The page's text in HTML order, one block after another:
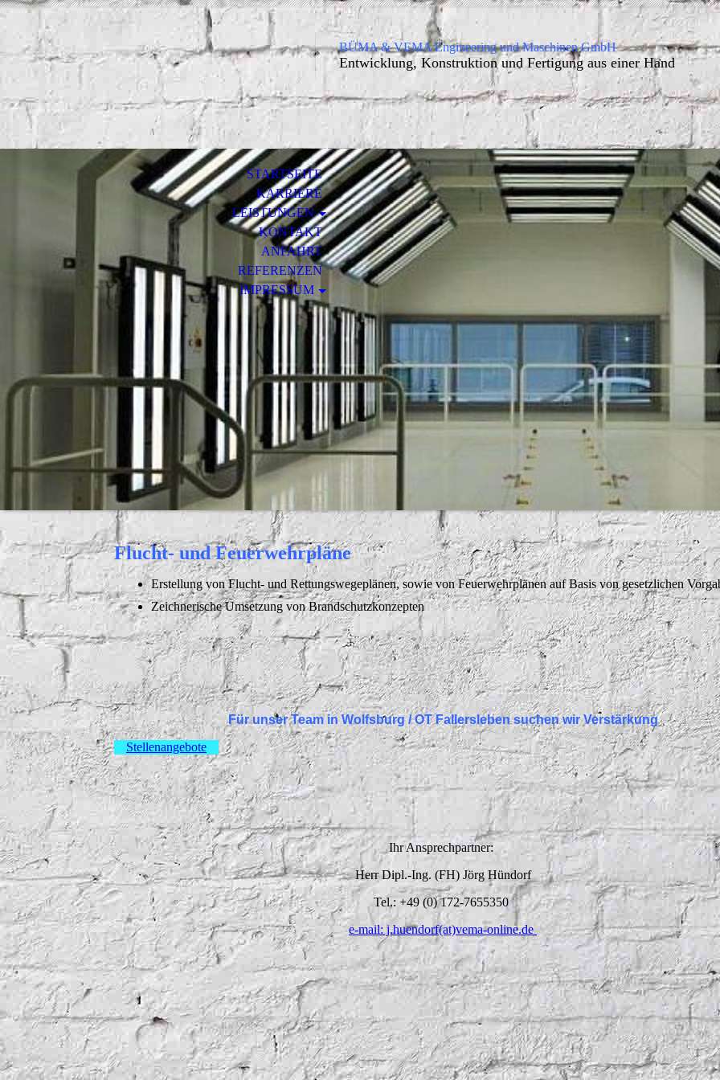
BÜMA & VEMA Engineering und Maschinen GmbH
Entwicklung, Konstruktion und Fertigung aus einer Hand
STARTSEITE
KARRIERE
LEISTUNGEN
KONTAKT
ANFAHRT
REFERENZEN
IMPRESSUM
Flucht- und Feuerwehrpläne
Erstellung von Flucht- und Rettungswegeplänen, sowie von Feuerwehrplänen auf Basis von gesetzlichen
Zeichnerische Umsetzung von Brandschutzkonzepten
Für unser Team in Wolfsburg / OT Fallersleben suchen wir Verstärkung
Stellenangebote
Ihr Ansprechpartner:
Herr Dipl.-Ing. (FH) Jörg Hündorf
Tel.: +49 (0) 172-7655350
e-mail: j.huendorf(at)vema-online.de